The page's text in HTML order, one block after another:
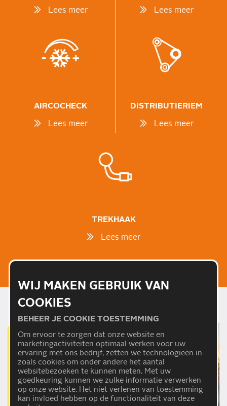
Lees meer Lees meer
AIRCOCHECK
Lees meer
DISTRIBUTIERIEM
Lees meer
TREKHAAK
Lees meer
CARTEAM ACTIES
WIJ MAKEN GEBRUIK VAN
COOKIES
BEHEER JE COOKIE TOESTEMMING
Om ervoor te zorgen dat onze website en
marketingactiviteiten optimaal werken voor uw
ervaring met ons bedrijf, zetten we technologieën in
zoals cookies om onder andere het aantal
websitebezoeken te kunnen meten. Met uw
goedkeuring kunnen we zulke informatie verwerken
op onze website. Het niet verlenen van toestemming
kan invloed hebben op de functionaliteit van deze